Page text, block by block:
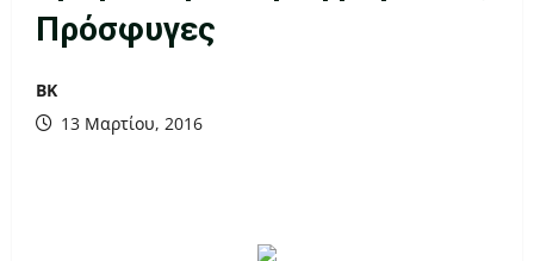
Πρόσφυγες
ΒΚ
13 Μαρτίου, 2016